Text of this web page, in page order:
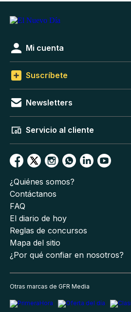
Mi cuenta
Suscríbete
Newsletters
Servicio al cliente
¿Quiénes somos?
Contáctanos
FAQ
El diario de hoy
Reglas de concursos
Mapa del sitio
¿Por qué confiar en nosotros?
Otras marcas de GFR Media